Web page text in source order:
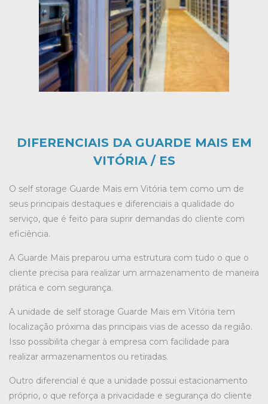
DIFERENCIAIS DA GUARDE MAIS EM
VITÓRIA / ES
O self storage Guarde Mais em Vitória tem como um de
seus principais destaques e diferenciais a qualidade do
serviço, que é feito para suprir demandas do cliente com
eficiência.
A Guarde Mais preparou uma estrutura com tudo o que o
cliente precisa para realizar um armazenamento de maneira
prática e com segurança.
A unidade de self storage Guarde Mais em Vitória tem
localização próxima das principais vias de acesso da região.
Isso possibilita chegar à empresa com facilidade para
realizar armazenamentos ou retiradas.
Outro diferencial é que a unidade possui estacionamento
próprio, o que reforça a privacidade e segurança do cliente